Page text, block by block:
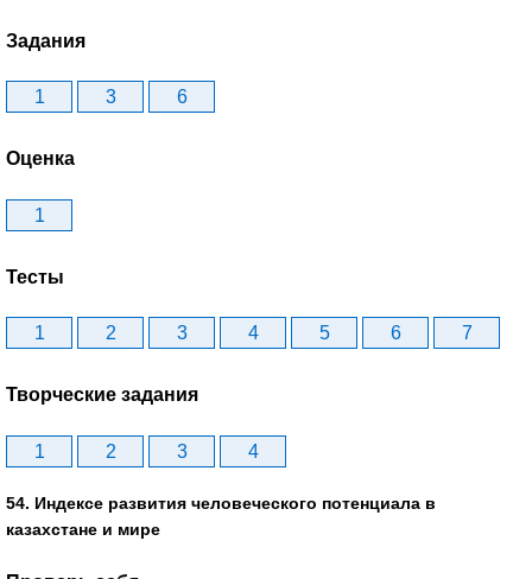
Задания
1 3 6
Оценка
1
Тесты
1 2 3 4 5 6 7
Творческие задания
1 2 3 4
54. Индексе развития человеческого потенциала в
казахстане и мире